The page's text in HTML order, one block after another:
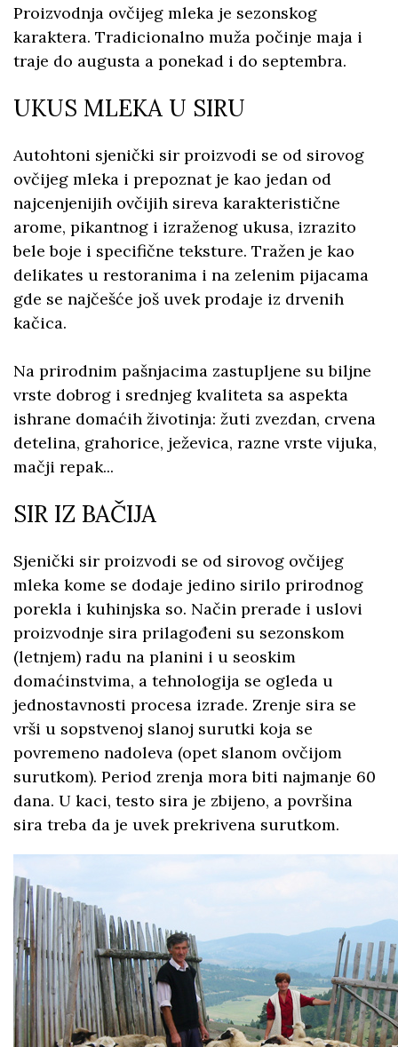
Proizvodnja ovčijeg mleka je sezonskog
karaktera. Tradicionalno muža počinje maja i
traje do augusta a ponekad i do septembra.
UKUS MLEKA U SIRU
Autohtoni sjenički sir proizvodi se od sirovog
ovčijeg mleka i prepoznat je kao jedan od
najcenjenijih ovčijih sireva karakteristične
arome, pikantnog i izraženog ukusa, izrazito
bele boje i specifične teksture. Tražen je kao
delikates u restoranima i na zelenim pijacama
gde se najčešće još uvek prodaje iz drvenih
kačica.
Na prirodnim pašnjacima zastupljene su biljne
vrste dobrog i srednjeg kvaliteta sa aspekta
ishrane domaćih životinja: žuti zvezdan, crvena
detelina, grahorice, ježevica, razne vrste vijuka,
mačji repak...
SIR IZ BAČIJA
Sjenički sir proizvodi se od sirovog ovčijeg
mleka kome se dodaje jedino sirilo prirodnog
porekla i kuhinjska so. Način prerade i uslovi
proizvodnje sira prilagođeni su sezonskom
(letnjem) radu na planini i u seoskim
domaćinstvima, a tehnologija se ogleda u
jednostavnosti procesa izrade. Zrenje sira se
vrši u sopstvenoj slanoj surutki koja se
povremeno nadoleva (opet slanom ovčijom
surutkom). Period zrenja mora biti najmanje 60
dana. U kaci, testo sira je zbijeno, a površina
sira treba da je uvek prekrivena surutkom.